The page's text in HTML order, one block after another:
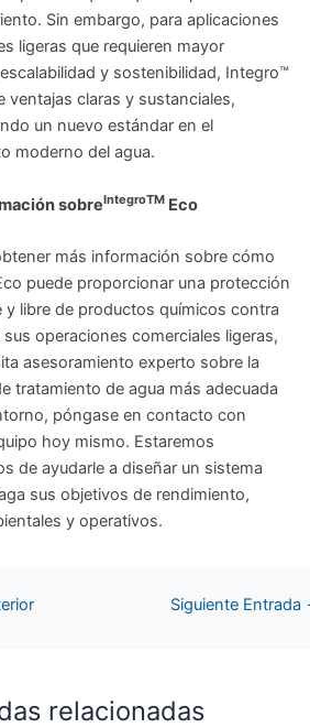
Sin embargo, para aplicaciones
ligeras que requieren mayor
y sostenibilidad, Integro™
ventajas claras y sustanciales,
un nuevo estándar en el
moderno del agua.
sobreIntegroTMEco
más información sobre cómo
puede proporcionar una protección
y libre de productos químicos contra
sus operaciones comerciales ligeras,
asesoramiento experto sobre la
tratamiento de agua más adecuada
póngase en contacto con
hoy mismo. Estaremos
de ayudarle a diseñar un sistema
sus objetivos de rendimiento,
y operativos.
Siguiente Entrada
relacionadas